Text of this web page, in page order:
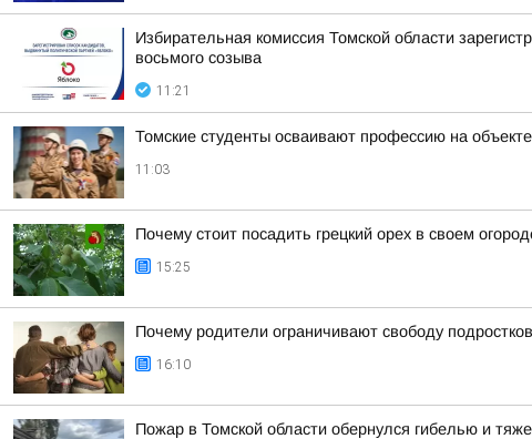
Избирательная комиссия Томской области
восьмого созыва
11:21
Томские студенты осваивают профессию на
11:03
Почему стоит посадить грецкий орех в своем
15:25
Почему родители ограничивают свободу
16:10
Пожар в Томской области обернулся гибелью и